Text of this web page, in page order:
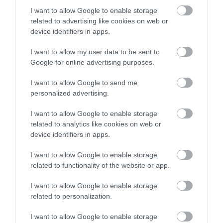
I want to allow Google to enable storage
related to advertising like cookies on web or
device identifiers in apps.
I want to allow my user data to be sent to
Google for online advertising purposes.
I want to allow Google to send me
personalized advertising.
I want to allow Google to enable storage
related to analytics like cookies on web or
device identifiers in apps.
I want to allow Google to enable storage
related to functionality of the website or app.
I want to allow Google to enable storage
related to personalization.
I want to allow Google to enable storage
ezért nem árt előre asztalt
foglalni. Közvetlenül előtte
kevés a parkolóhely, de 20-30
bőven van parkolási
lehetőség.
Jelentés
Molnár István
2018. Szeptember 10.
Én még sosem csalódtam.
Rendszeres vendég vagyok
kipróbálni. Ötletes jóízű ételek,
gyors udvarias kiszolgálás,
szép környezet. Mindenkinek
ajánlom. Molnár István.